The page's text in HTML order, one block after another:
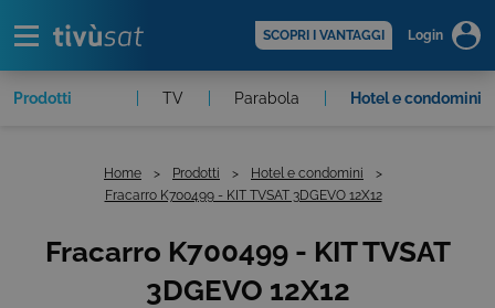
SCOPRI I VANTAGGI Login
Prodotti TV Parabola Hotel e condomini
Home Prodotti
Hotel e condomini
Fracarro K700499 - KIT TVSAT 3DGEVO 12X12
Fracarro K700499 - KIT TVSAT
3DGEVO 12X12